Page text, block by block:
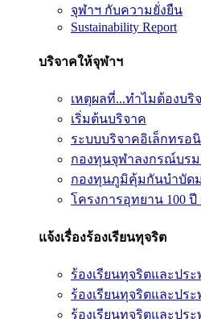
จุฬาฯ กับความยั่งยืน
Sustainability Report
บริจาคให้จุฬาฯ
เหตุผลที่...ทำไมต้องบริ
เริ่มต้นบริจาค
ระบบบริจาคอิเล็กทรอ
กองทุนจุฬาลงกรณ์บร
กองทุนภูมิคุ้มกันบำบัดม
โครงการอุทยาน 100
แจ้งเรื่องร้องเรียนทุจริต
ร้องเรียนทุจริตและปร
ร้องเรียนทุจริตและปร
ร้องเรียนทุจริตและปร